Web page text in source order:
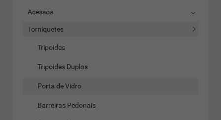
Acessos
Torniquetes
Tripoides
Tripoides Duplos
Porta de Vidro
Barreiras Pedonais